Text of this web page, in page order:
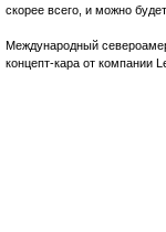
скорее всего, и можно
Международный
концепт-кара от компании